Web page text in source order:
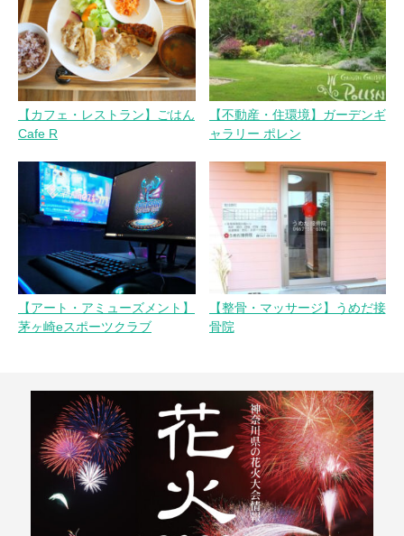
ン
【カフェ・レストラン】ごはん
Cafe R
【不動産・住環境】ガーデンギ
ャラリー ポレン
【アート・アミューズメント】
茅ヶ崎eスポーツクラブ
【整骨・マッサージ】うめだ接
骨院